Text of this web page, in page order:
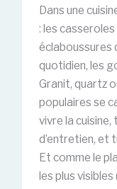
Dans une
: les
éclaboussures
quotidien, les
Granit, quartz
populaires se
vivre la cuisine,
d’entretien, et
Et comme le
les plus